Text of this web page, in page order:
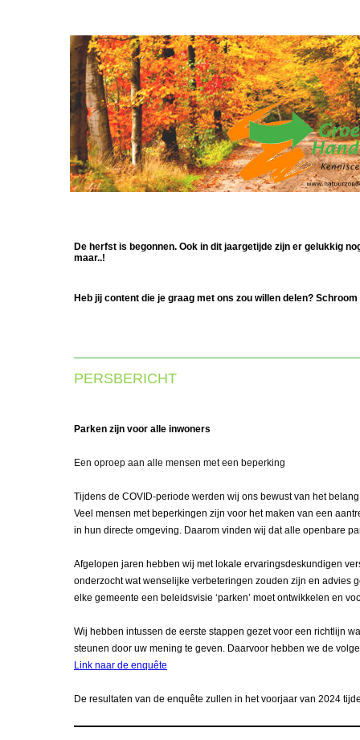
De herfst is begonnen. Ook in dit jaargetijde zijn er gelukkig
maar..!
Heb jij content die je graag met ons zou willen delen?
PERSBERICHT
Parken zijn voor alle inwoners
Een oproep aan alle mensen met een beperking
Tijdens de COVID-periode werden wij ons bewust van het
Veel mensen met beperkingen zijn voor het maken van een
in hun directe omgeving. Daarom vinden wij dat alle openbare
Afgelopen jaren hebben wij met lokale ervaringsdeskundigen
onderzocht wat wenselijke verbeteringen zouden zijn en advies
elke gemeente een beleidsvisie ‘parken’ moet ontwikkelen en
Wij hebben intussen de eerste stappen gezet voor een richtlijn
steunen door uw mening te geven. Daarvoor hebben we de
Link naar de enquête
De resultaten van de enquête zullen in het voorjaar van 2024